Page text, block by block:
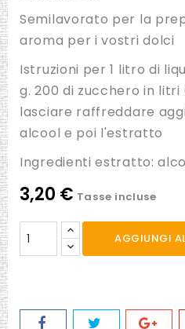
Semilavorato per la
aroma per i vostri dolci
Istruzioni per 1 litro di
g. 200 di zucchero in litri
lasciare raffreddare
alcool e poi l'estratto
Ingredienti estratto:
3,20 € Tasse incluse
AGGIUNGI